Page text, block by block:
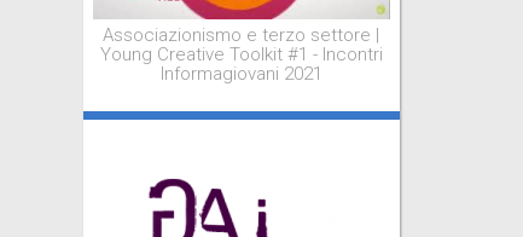
Associazionismo e terzo settore |
Young Creative Toolkit #1 - Incontri
Informagiovani 2021